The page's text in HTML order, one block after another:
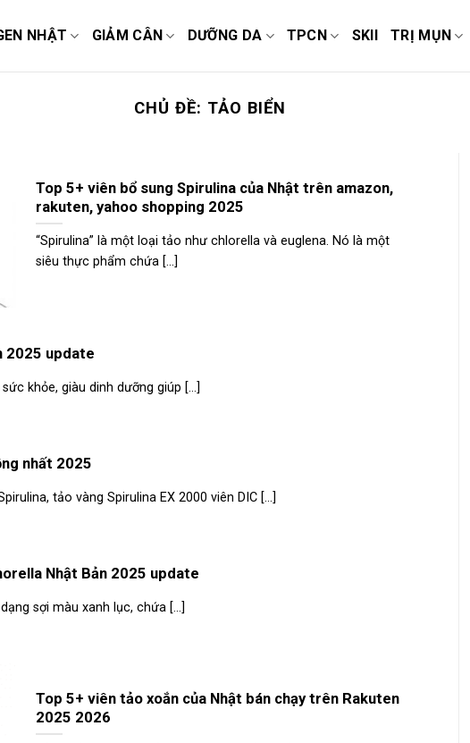
NHẬT GIẢM CÂN DƯỠNG DA TPCN SKII TRỊ MỤN
CHỦ ĐỀ: TẢO BIỂN
Top 5+ viên bổ sung Spirulina của Nhật trên amazon,
rakuten, yahoo shopping 2025
“Spirulina” là một loại tảo như chlorella và euglena. Nó là một
siêu thực phẩm chứa [...]
2025 update
khỏe, giàu dinh dưỡng giúp [...]
nhất 2025
tảo vàng Spirulina EX 2000 viên DIC [...]
Nhật Bản 2025 update
sợi màu xanh lục, chứa [...]
Top 5+ viên tảo xoắn của Nhật bán chạy trên Rakuten
2025 2026